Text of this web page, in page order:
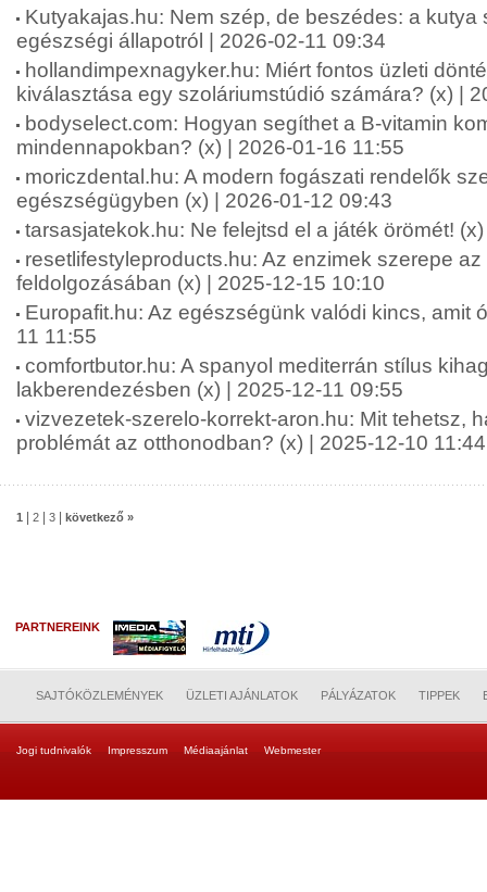
Kutyakajas.hu: Nem szép, de beszédes: a kutya
egészségi állapotról | 2026-02-11 09:34
hollandimpexnagyker.hu: Miért fontos üzleti
kiválasztása egy szoláriumstúdió számára? (x) |
bodyselect.com: Hogyan segíthet a B-vitamin
mindennapokban? (x) | 2026-01-16 11:55
moriczdental.hu: A modern fogászati rendelők
egészségügyben (x) | 2026-01-12 09:43
tarsasjatekok.hu: Ne felejtsd el a játék örömét!
resetlifestyleproducts.hu: Az enzimek szerepe
feldolgozásában (x) | 2025-12-15 10:10
Europafit.hu: Az egészségünk valódi kincs, amit
11 11:55
comfortbutor.hu: A spanyol mediterrán stílus
lakberendezésben (x) | 2025-12-11 09:55
vizvezetek-szerelo-korrekt-aron.hu: Mit tehetsz,
problémát az otthonodban? (x) | 2025-12-10 11:44
1 2 3 következő »
PARTNEREINK
SAJTÓKÖZLEMÉNYEK ÜZLETI AJÁNLATOK PÁLYÁZATOK TIPPEK
Jogi tudnivalók Impresszum Médiaajánlat Webmester